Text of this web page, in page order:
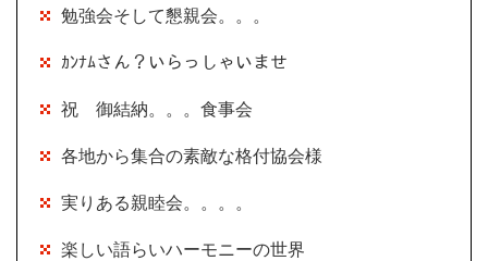
勉強会そして懇親会。。。
ｶﾝﾅﾑさん？いらっしゃいませ
祝 御結納。。。食事会
各地から集合の素敵な格付協会様
実りある親睦会。。。。
楽しい語らいハーモニーの世界